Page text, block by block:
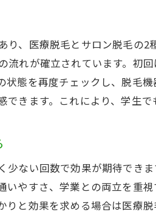
心して脱毛に通うためのヒント
でも安心できる脱毛サロン選び
ンセリングで確認したい脱毛の
コミや体験談を活用した脱毛情報
ラブル時に頼れる脱毛クリニッ
、医療脱毛とサロン脱毛の
れが確立されています。初
態を再度チェックし、脱毛
きます。これにより、学生で
ない回数で効果が期待でき
やすさ、学業との両立を重
と効果を求める場合は医療